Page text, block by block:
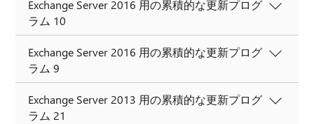
Exchange Server 2016 用の累積的な更新プログ
ラム 10
Exchange Server 2016 用の累積的な更新プログ
ラム 9
Exchange Server 2013 用の累積的な更新プログ
ラム 21